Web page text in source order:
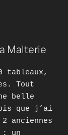
Malterie
tableaux,
Tout
belle
que j’ai
anciennes
: un